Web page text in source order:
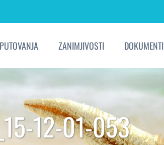
PUTOVANJA ZANIMJIVOSTI DOKUMENTI
12-01-053